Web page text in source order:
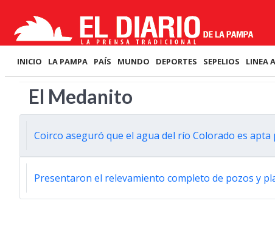
INICIO LA PAMPA PAÍS MUNDO DEPORTES SEPELIOS LINEA
El Medanito
Coirco aseguró que el agua del río Colorado es
Presentaron el relevamiento completo de pozos y